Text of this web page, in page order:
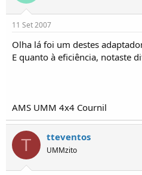
11 Set 2007
Olha lá foi um destes
E quanto à eficiência, notaste
AMS UMM 4x4 Cournil
T tteventos
UMMzito